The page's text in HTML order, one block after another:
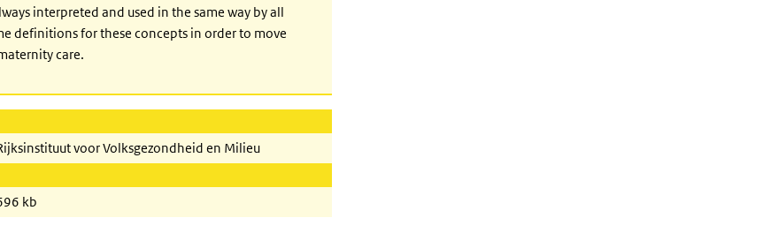
interpreted and used in the same way by all
definitions for these concepts in order to move
care.
voor Volksgezondheid en Milieu
kb